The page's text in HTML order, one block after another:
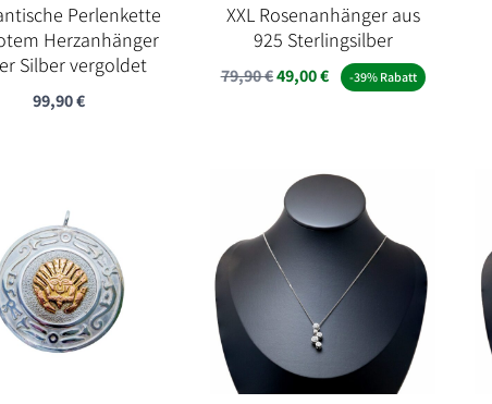
Perlenkette
Herzanhänger
Silber vergoldet
99,90€
XXL Rosenanhänger aus
925 Sterlingsilber
79,90€Ursprünglicher
49,00€Aktueller
-39% Rabatt